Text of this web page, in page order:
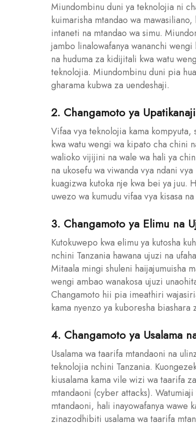
Miundombinu duni ya teknolojia ni
kuimarisha mtandao wa
intaneti na mtandao wa simu.
jambo linalowafanya wananchi
na huduma za kidijitali kwa watu
teknolojia. Miundombinu duni pia
gharama kubwa za uendeshaji.
2. Changamoto ya
Vifaa vya teknolojia kama kompyuta,
kwa watu wengi wa kipato cha chini
walioko vijijini na wale wa hali ya
na ukosefu wa viwanda vya ndani
kuagizwa kutoka nje kwa bei ya juu.
uwezo wa kumudu vifaa vya kisasa
3. Changamoto ya Elimu na
Kutokuwepo kwa elimu ya kutosha
nchini Tanzania hawana ujuzi na
Mitaala mingi shuleni haijajumuisha
wengi ambao wanakosa ujuzi
Changamoto hii pia imeathiri
kama nyenzo ya kuboresha biashara
4. Changamoto ya Usalama
Usalama wa taarifa mtandaoni na
teknolojia nchini Tanzania.
kiusalama kama vile wizi wa taarifa
mtandaoni (cyber attacks).
mtandaoni, hali inayowafanya wawe
zinazodhibiti usalama wa taarifa